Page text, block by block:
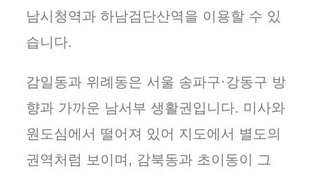
남시청역과 하남검단산역을 이용할 수 있
습니다.
감일동과 위례동은 서울 송파구·강동구 방
향과 가까운 남서부 생활권입니다. 미사와
원도심에서 떨어져 있어 지도에서 별도의
권역처럼 보이며, 감북동과 초이동이 그